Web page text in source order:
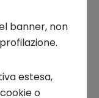
LIFESTYLE,
ECOSISTEMI
banner, non
estesa,
o